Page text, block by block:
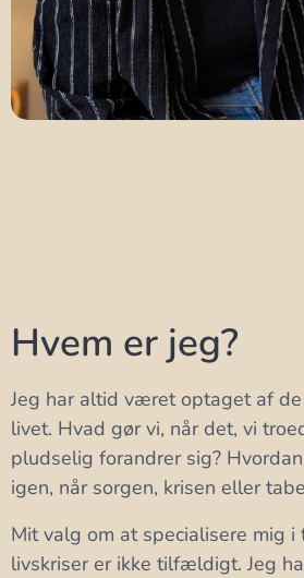
Hvem er jeg?
Jeg har altid været optaget af
livet. Hvad gør vi, når det, vi
pludselig forandrer sig?
igen, når sorgen, krisen eller
Mit valg om at specialisere mig i
livskriser er ikke tilfældigt. Jeg